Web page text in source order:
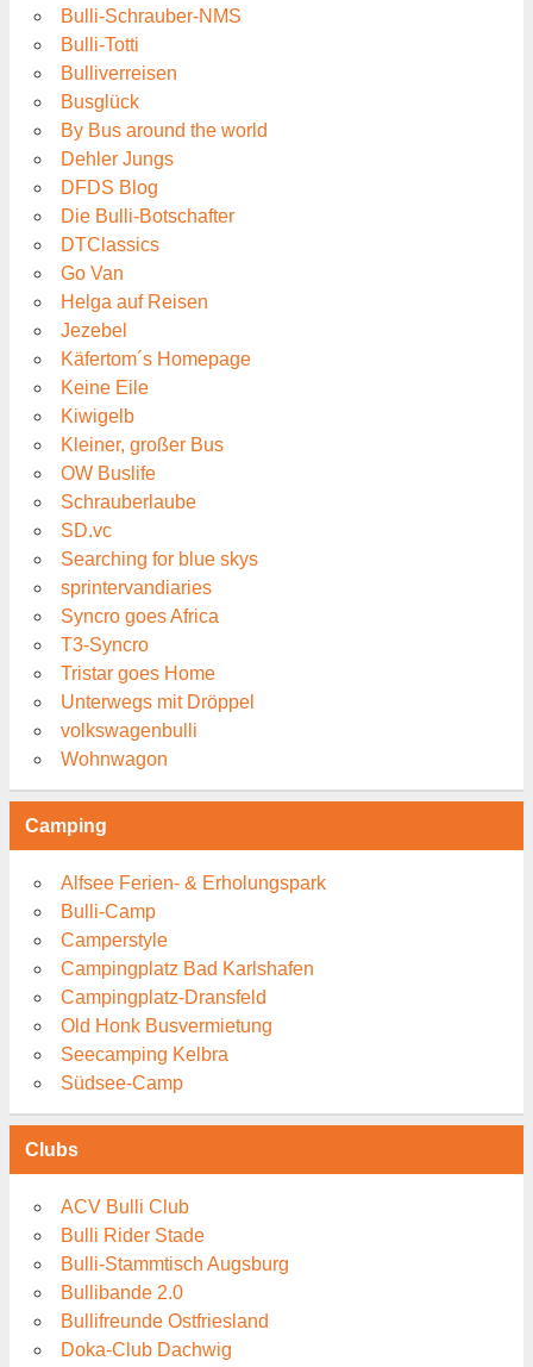
Bulli-Schrauber-NMS
Bulli-Totti
Bulliverreisen
Busglück
By Bus around the world
Dehler Jungs
DFDS Blog
Die Bulli-Botschafter
DTClassics
Go Van
Helga auf Reisen
Jezebel
Käfertom´s Homepage
Keine Eile
Kiwigelb
Kleiner, großer Bus
OW Buslife
Schrauberlaube
SD.vc
Searching for blue skys
sprintervandiaries
Syncro goes Africa
T3-Syncro
Tristar goes Home
Unterwegs mit Dröppel
volkswagenbulli
Wohnwagon
Camping
Alfsee Ferien- & Erholungspark
Bulli-Camp
Camperstyle
Campingplatz Bad Karlshafen
Campingplatz-Dransfeld
Old Honk Busvermietung
Seecamping Kelbra
Südsee-Camp
Clubs
ACV Bulli Club
Bulli Rider Stade
Bulli-Stammtisch Augsburg
Bullibande 2.0
Bullifreunde Ostfriesland
Doka-Club Dachwig